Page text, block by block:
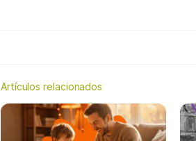
Artículos relacionados